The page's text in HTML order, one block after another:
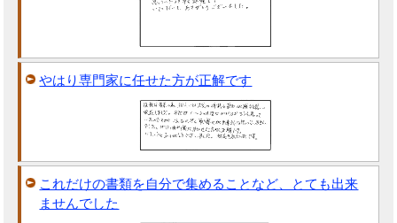
やはり専門家に任せた方が正解です
これだけの書類を自分で集めることなど、とても出来
ませんでした